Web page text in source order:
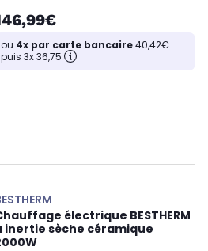
ou 4x par carte bancaire40,42€
puis 3x 36,75
électrique BESTHERM
inertie sèche céramique